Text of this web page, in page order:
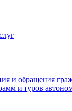
и обращения
и туров